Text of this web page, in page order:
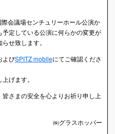
会議場センチュリーホール公演か
定している公演に何らかの変更が
せ致します。
よびSPITZ mobileにてご確認くださ
げます。
さまの安全を心よりお祈り申し上
㈱グラスホッパー